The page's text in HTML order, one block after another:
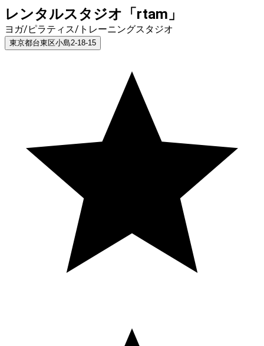
レンタルスタジオ「rtam」
ヨガ/ピラティス/トレーニングスタジオ
東京都台東区小島2-18-15